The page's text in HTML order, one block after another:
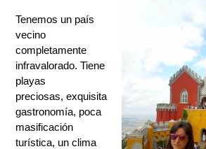
Tenemos un país
vecino
completamente
infravalorado. Tiene
playas
preciosas, exquisita
gastronomía, poca
masificación
turística, un clima